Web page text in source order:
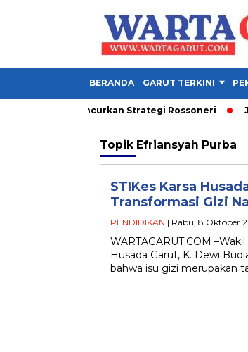
BERANDA GARUT TERKINI
3 Gol yang Hancurkan Strategi Rossoneri
Topik Efriansyah Purba
STIKes Karsa
Transformasi Gizi
PENDIDIKAN | Rabu, 8 Oktober
WARTAGARUT.COM
Husada Garut, K. Dewi
bahwa isu gizi merupakan